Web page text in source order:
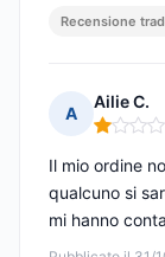
Recensione
A
Ailie C.
Nota: 1
Il mio ordine
qualcuno si
mi hanno